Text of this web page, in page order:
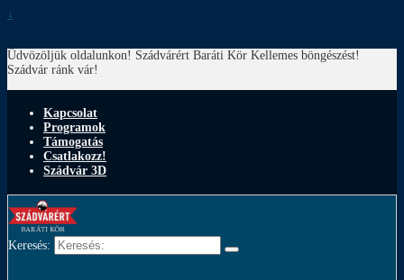
↓
Üdvözöljük oldalunkon! Szádvárért Baráti Kör Kellemes böngészést!
Szádvár ránk vár!
Kapcsolat
Programok
Támogatás
Csatlakozz!
Szádvár 3D
Keresés: